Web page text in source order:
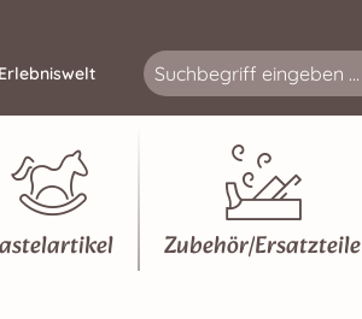
Zubehör/Ersatzteile